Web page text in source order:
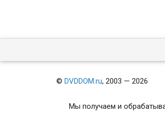
©DVDDOM.ru, 2003 — 2026
Мы получаем и